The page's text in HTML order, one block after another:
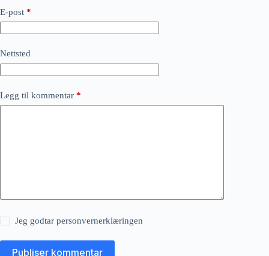
E-post *
Nettsted
Legg til kommentar *
Jeg godtarpersonvernerklæringen
Publiser kommentar